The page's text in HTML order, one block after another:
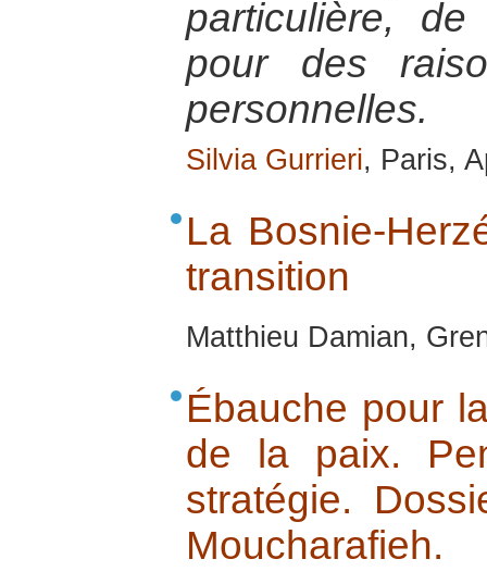
particulière,
pour des
personnelles.
Silvia Gurrieri, Paris,
La Bosnie-
transition
Matthieu Damian,
Ébauche pour
de la paix.
stratégie.
Moucharafieh.